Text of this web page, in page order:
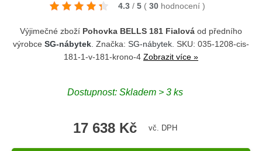
4.3 / 5 ( 30 hodnocení )
Výjimečné zboží Pohovka BELLS 181 Fialová od předního
výrobce SG-nábytek . Značka: SG-nábytek . SKU: 035-1208-cis-
181-1-v-181-krono-4 Zobrazit více »
Dostupnost: Skladem > 3 ks
17 638 Kč vč. DPH